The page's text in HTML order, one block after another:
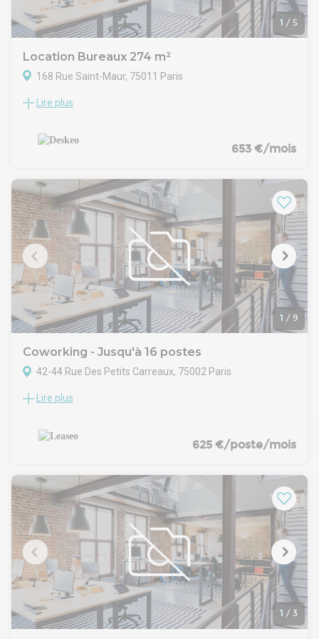
1 / 5
Location Bureaux 274 m²
168 Rue Saint-Maur, 75011 Paris
Location bureaux Paris 11 | Parmentier Location de bureaux
Saint-Maur, 1 665 m² pouvant accueillir jusqu'à 150
collaborateurs. Ancienne manufacture industrielle atypique
Parmentier ? Le 11ème arrondissement est très vivant. Situé
entre Oberkampf et Bastille, secteur très prisé pour son
accessibilité et son dynamisme. Services : Entretien,
Sécurité, Phonebooth, Tisanerie, Wifi, Well-being Métro :
Goncourt/Hôpital Saint Louis - 3 min / Parmentier - 6 min /
Belleville - 6 min / République - 9 min
Lire plus
653 €/mois
1 / 9
Coworking - Jusqu'à 16 postes
42-44 Rue Des Petits Carreaux, 75002 Paris
OFFRE PLUG & PLAY - Dans un immeuble en pierre de taille,
location des bureaux en très bon état et meublés- Taxe
bureaux : 26.71 € /m²/an
salle de réunion, un espace kitchenette et sanitaires H/F
- Grande flexibilité d'aménagement
- Locaux équipés pour 16 postes
- Bureaux lumineux et calmes
- Sol béton ciré
- Aspect moderne et élégant
- Fibre optique / Câblage informatique
- Le loyer est de 10 000€ HT/mois et inclut le mobilier,
l'électricité, l'eau, le chauffage et les taxes
- Les informations sur les risques auxquels ce bien est
exposé sont disponibles sur le site Géorisques :
Lire plus
625 €/poste/mois
1 / 3